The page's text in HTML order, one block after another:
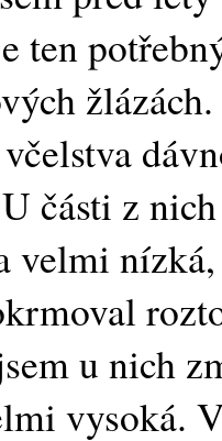
ten
části z
velmi
u nich
vysoká.